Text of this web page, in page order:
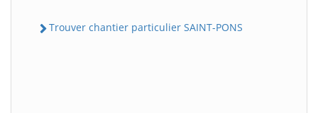
Trouver chantier particulier SAINT-PONS